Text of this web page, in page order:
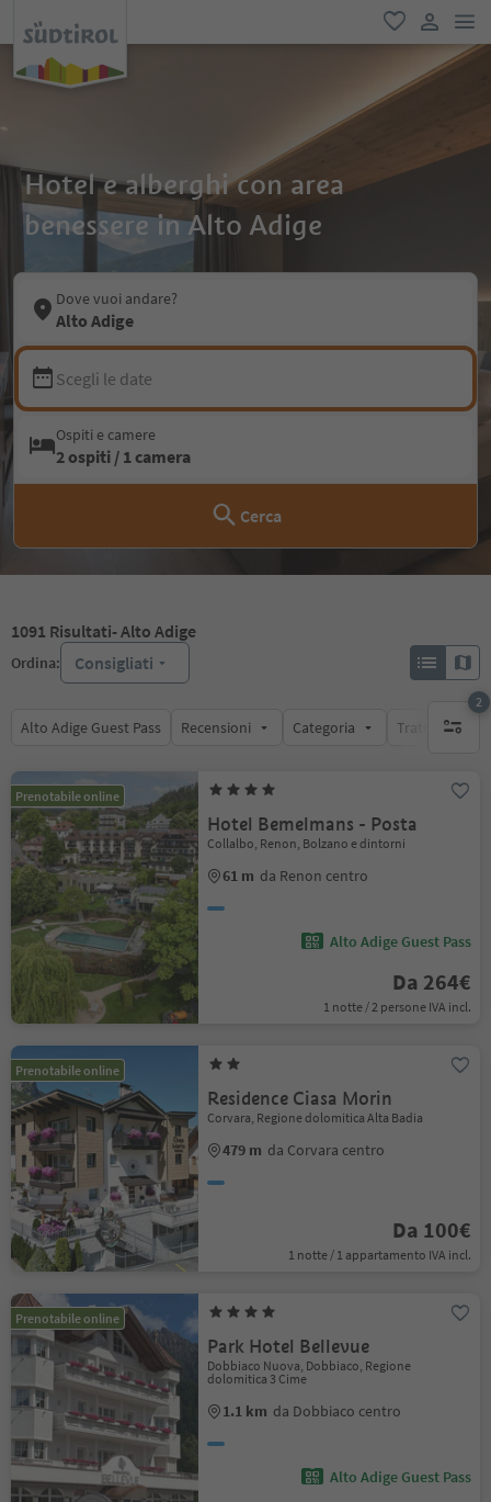
favoriti
user link
Hotel e alberghi con area
benessere in Alto Adige
Dove vuoi andare?
Alto Adige
Scegli le date
Ospiti e camere
2 ospiti / 1 camera
Cerca
1091 Risultati- Alto Adige
Ordina: Consigliati
Alto Adige Guest Pass Recensioni Categoria Trattamento
2
filtri
Prenotabile online
Hotel Bemelmans - Posta
Collalbo, Renon, Bolzano e dintorni
61 m da Renon centro
Alto Adige Guest Pass
Da 264€
1 notte / 2 persone IVA incl.
Prenotabile online
Residence Ciasa Morin
Corvara, Regione dolomitica Alta Badia
479 m da Corvara centro
Da 100€
1 notte / 1 appartamento IVA incl.
Prenotabile online
Park Hotel Bellevue
Dobbiaco Nuova, Dobbiaco, Regione
dolomitica 3 Cime
1.1 km da Dobbiaco centro
Alto Adige Guest Pass